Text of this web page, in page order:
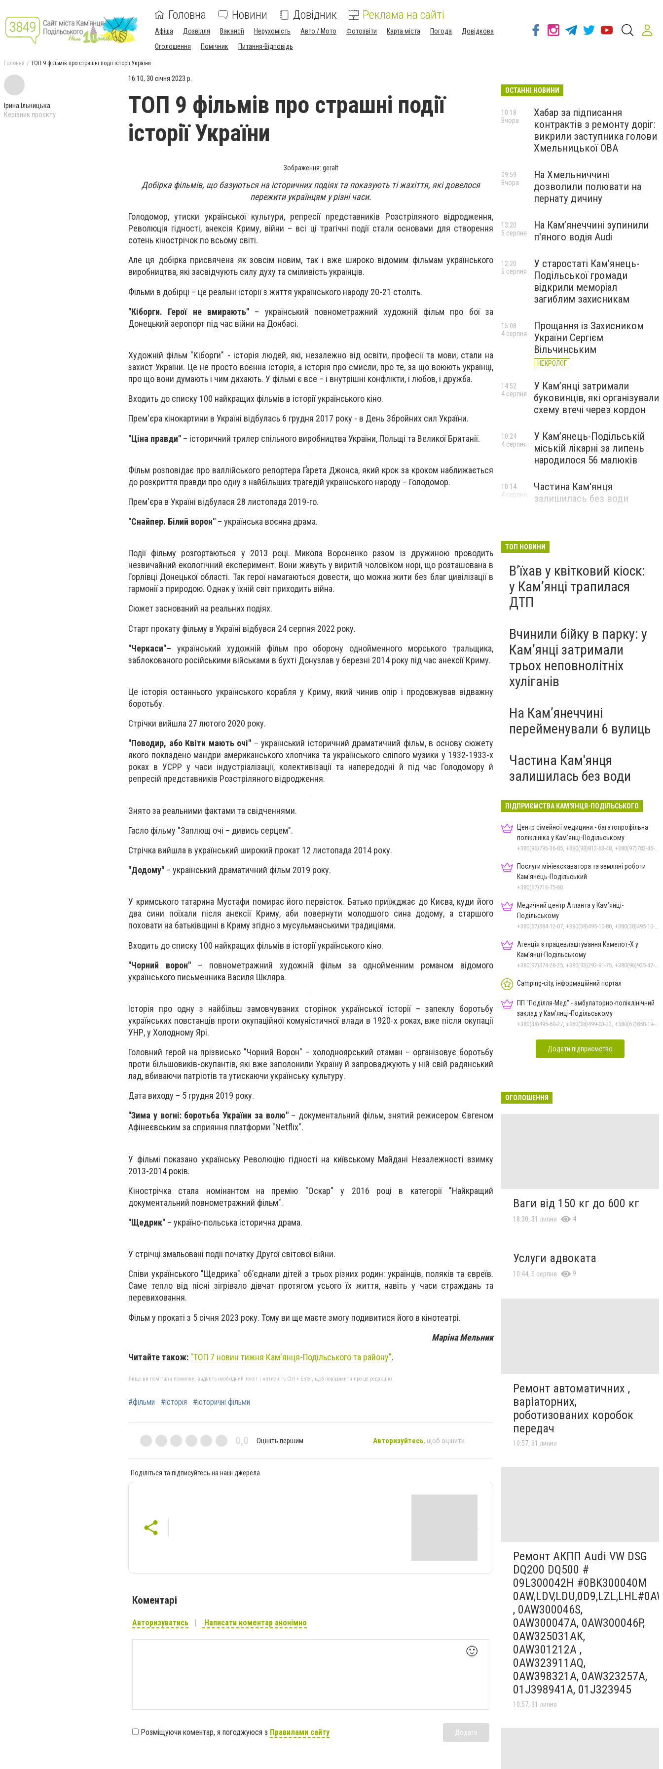
Головна Новини Довідник Реклама на сайті
Афіша Дозвілля Вакансії Нерухомість Авто / Мото Фотозвіти Карта міста Погода
Довідкова
Оголошення
Помічник Питання-Відповідь
Головна ТОП 9 фільмів про страшні події історії України
Ірина Ільницька
Керівник проєкту
16:10, 30 січня 2023 р.
ТОП 9 фільмів про страшні події
історії України
Зображення: geralt
Добірка фільмів, що базуються на історичних подіях та показують ті жахіття, які довелося
пережити українцям у різні часи.
Голодомор, утиски української культури, репресії представників Розстріляного відродження,
Революція гідності, анексія Криму, війни – всі ці трагічні події стали основами для створення
сотень кінострічок по всьому світі.
Але ця добірка присвячена як зовсім новим, так і вже широко відомим фільмам українського
виробництва, які засвідчують силу духу та сміливість українців.
Фільми в добірці – це реальні історії з життя українського народу 20-21 століть.
"Кіборги. Герої не вмирають" – український повнометражний художній фільм про бої за
Донецький аеропорт під час війни на Донбасі.
Художній фільм "Кіборги" - історія людей, які, незалежно від освіти, професії та мови, стали на
захист України. Це не просто воєнна історія, а історія про смисли, про те, за що воюють українці,
про що вони думають і чим дихають. У фільмі є все – і внутрішні конфлікти, і любов, і дружба.
Входить до списку 100 найкращих фільмів в історії українського кіно.
Прем'єра кінокартини в Україні відбулась 6 грудня 2017 року - в День Збройних сил України.
"Ціна правди" – історичний трилер спільного виробництва України, Польщі та Великої Британії.
Фільм розповідає про валлійського репортера Ґарета Джонса, який крок за кроком наближається
до розкриття правди про одну з найбільших трагедій українського народу – Голодомор.
Прем'єра в Україні відбулася 28 листопада 2019-го.
"Снайпер. Білий ворон" – українська воєнна драма.
Події фільму розгортаються у 2013 році. Микола Вороненко разом із дружиною проводить
незвичайний екологічний експеримент. Вони живуть у виритій чоловіком норі, що розташована в
Горлівці Донецької області. Так герої намагаються довести, що можна жити без благ цивілізації в
гармонії з природою. Однак у їхній світ приходить війна.
Сюжет заснований на реальних подіях.
Старт прокату фільму в Україні відбувся 24 серпня 2022 року.
"Черкаси"– український художній фільм про оборону однойменного морського тральщика,
заблокованого російськими військами в бухті Донузлав у березні 2014 року під час анексії Криму.
Це історія останнього українського корабля у Криму, який чинив опір і продовжував відважну
боротьбу.
Стрічки вийшла 27 лютого 2020 року.
"Поводир, або Квіти мають очі" – український історичний драматичний фільм, в основу сюжету
якого покладено мандри американського хлопчика та українського сліпого музики у 1932-1933-х
роках в УСРР у часи індустріалізації, колективізації та напередодні й під час Голодомору й
репресій представників Розстріляного відродження.
Знято за реальними фактами та свідченнями.
Гасло фільму "Заплющ очі – дивись серцем".
Стрічка вийшла в український широкий прокат 12 листопада 2014 року.
"Додому" – український драматичний фільм 2019 року.
У кримського татарина Мустафи помирає його первісток. Батько приїжджає до Києва, куди його
два сини поїхали після анексії Криму, аби повернути молодшого сина додому, а старшого
поховати на батьківщині в Криму згідно з мусульманськими традиціями.
Входить до списку 100 найкращих фільмів в історії українського кіно.
"Чорний ворон"– повнометражний художній фільм за однойменним романом відомого
українського письменника Василя Шкляра.
Історія про одну з найбільш замовчуваних сторінок української історії – запеклу боротьбу
українських повстанців проти окупаційної комуністичної влади в 1920-х роках, вже після окупації
УНР, у Холодному Ярі.
Головний герой на прізвисько "Чорний Ворон" – холодноярський отаман – організовує боротьбу
проти більшовиків-окупантів, які вже заполонили Україну й запроваджують у ній свій радянський
лад, вбиваючи патріотів та утискаючи українську культуру.
Дата виходу – 5 грудня 2019 року.
"Зима у вогні: боротьба України за волю"– документальний фільм, знятий режисером Євгеном
Афінеєвським за сприяння платформи "Netflix".
У фільмі показано українську Революцію гідності на київському Майдані Незалежності взимку
2013-2014 років.
Кінострічка стала номінантом на премію "Оскар" у 2016 році в категорії "Найкращий
документальний повнометражний фільм".
"Щедрик" – україно-польська історична драма.
У стрічці змальовані події початку Другої світової війни.
Співи українського "Щедрика" об’єднали дітей з трьох різних родин: українців, поляків та євреїв.
Саме тепло від пісні зігрівало дівчат протягом усього їх життя, навіть у часи страждань та
перевиховання.
Фільм у прокаті з 5 січня 2023 року. Тому ви ще маєте змогу подивитися його в кінотеатрі.
Маріна Мельник
Читайте також: "ТОП 7 новин тижня Кам'янця-Подільського та району".
Якщо ви помітили помилку, виділіть необхідний текст і натисніть Ctrl + Enter, щоб повідомити про це редакцію
#фільми #історія #історичні фільми
0,0 Оцініть першим Авторизуйтесь, щоб оцінити
Поділіться та підписуйтесь на наші джерела
Коментарі
Авторизуватись Написати коментар анонімно
🙂
Розміщуючи коментар, я погоджуюся з Правилами сайту Додати
ОСТАННІ НОВИНИ
Хабар за підписання
контрактів з ремонту доріг:
викрили заступника голови
Хмельницької ОВА
10:18
Вчора
На Хмельниччині
дозволили полювати на
пернату дичину
09:59
Вчора
На Камʼянеччині зупинили
п'яного водія Audi
13:20
5 серпня
У старостаті Кам’янець-
Подільської громади
відкрили меморіал
загиблим захисникам
12:20
5 серпня
Прощання із Захисником
України Сергієм
Вільчинським
НЕКРОЛОГ
15:08
4 серпня
У Кам’янці затримали
буковинців, які організували
схему втечі через кордон
14:52
4 серпня
У Кам’янець-Подільській
міській лікарні за липень
народилося 56 малюків
10:24
4 серпня
Частина Кам'янця
залишилась без води
10:14
4 серпня
ТОП НОВИНИ
Вʼїхав у квітковий кіоск:
у Камʼянці трапилася
ДТП
Вчинили бійку в парку: у
Кам’янці затримали
трьох неповнолітніх
хуліганів
На Камʼянеччині
перейменували 6 вулиць
Частина Кам'янця
залишилась без води
ПІДПРИЄМСТВА КАМ'ЯНЦЯ-ПОДІЛЬСЬКОГО
Центр сімейної медицини - багатопрофільна
поліклініка у Кам’янці-Подільському
+380(96)796-36-85, +380(98)812-63-48, +380(97)782-45-70
Послуги мініекскаватора та земляні роботи
Кам'янець-Подільський
+380(67)716-75-60
Медичний центр Атланта у Кам’янці-
Подільському
+380(67)384-12-07, +380(38)495-10-80, +380(38)495-10-70
Агенція з працевлаштування Камелот-Х у
Кам’янці-Подільському
+380(97)374-26-25, +380(93)293-91-75, +380(96)925-47-71, +380(73)327-54-83
Camping-city, інформаційний портал
ПП "Поділля-Мед" - амбулаторно-поліклінічний
заклад у Кам’янці-Подільському
+380(38)495-60-27, +380(38)499-03-22, +380(67)858-19-75
Додати підприємство
ОГОЛОШЕННЯ
Ваги від 150 кг до 600 кг
18:30, 31 липня 4
Услуги адвоката
10:44, 5 серпня 9
Ремонт автоматичних ,
варіаторних,
роботизованих коробок
передач
10:57, 31 липня
Ремонт АКПП Audi VW DSG
DQ200 DQ500 #
09L300042H #0BK300040M
, 0AW300046S,
0AW300047A, 0AW300046P,
0AW325031AK,
0AW301212A ,
0AW323911AQ,
0AW398321A, 0AW323257A,
01J398941A, 01J323945
10:57, 31 липня